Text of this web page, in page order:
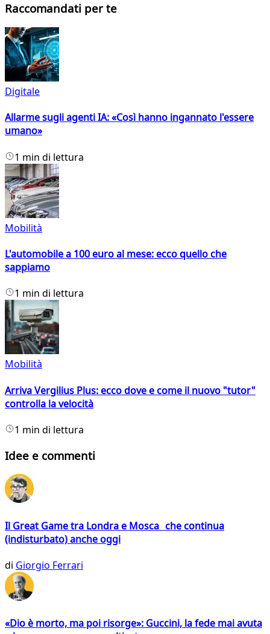
Raccomandati per te
Digitale
Allarme sugli agenti IA: «Così hanno ingannato l'essere
umano»
1 min di lettura
Mobilità
L'automobile a 100 euro al mese: ecco quello che
sappiamo
1 min di lettura
Mobilità
Arriva Vergilius Plus: ecco dove e come il nuovo "tutor"
controlla la velocità
1 min di lettura
Idee e commenti
Il Great Game tra Londra e Mosca che continua
(indisturbato) anche oggi
di Giorgio Ferrari
«Dio è morto, ma poi risorge»: Guccini, la fede mai avuta